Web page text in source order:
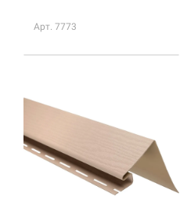
Арт. 7773